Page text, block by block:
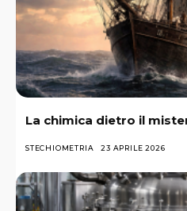
La chimica dietro il
STECHIOMETRIA 23 APRILE 2026